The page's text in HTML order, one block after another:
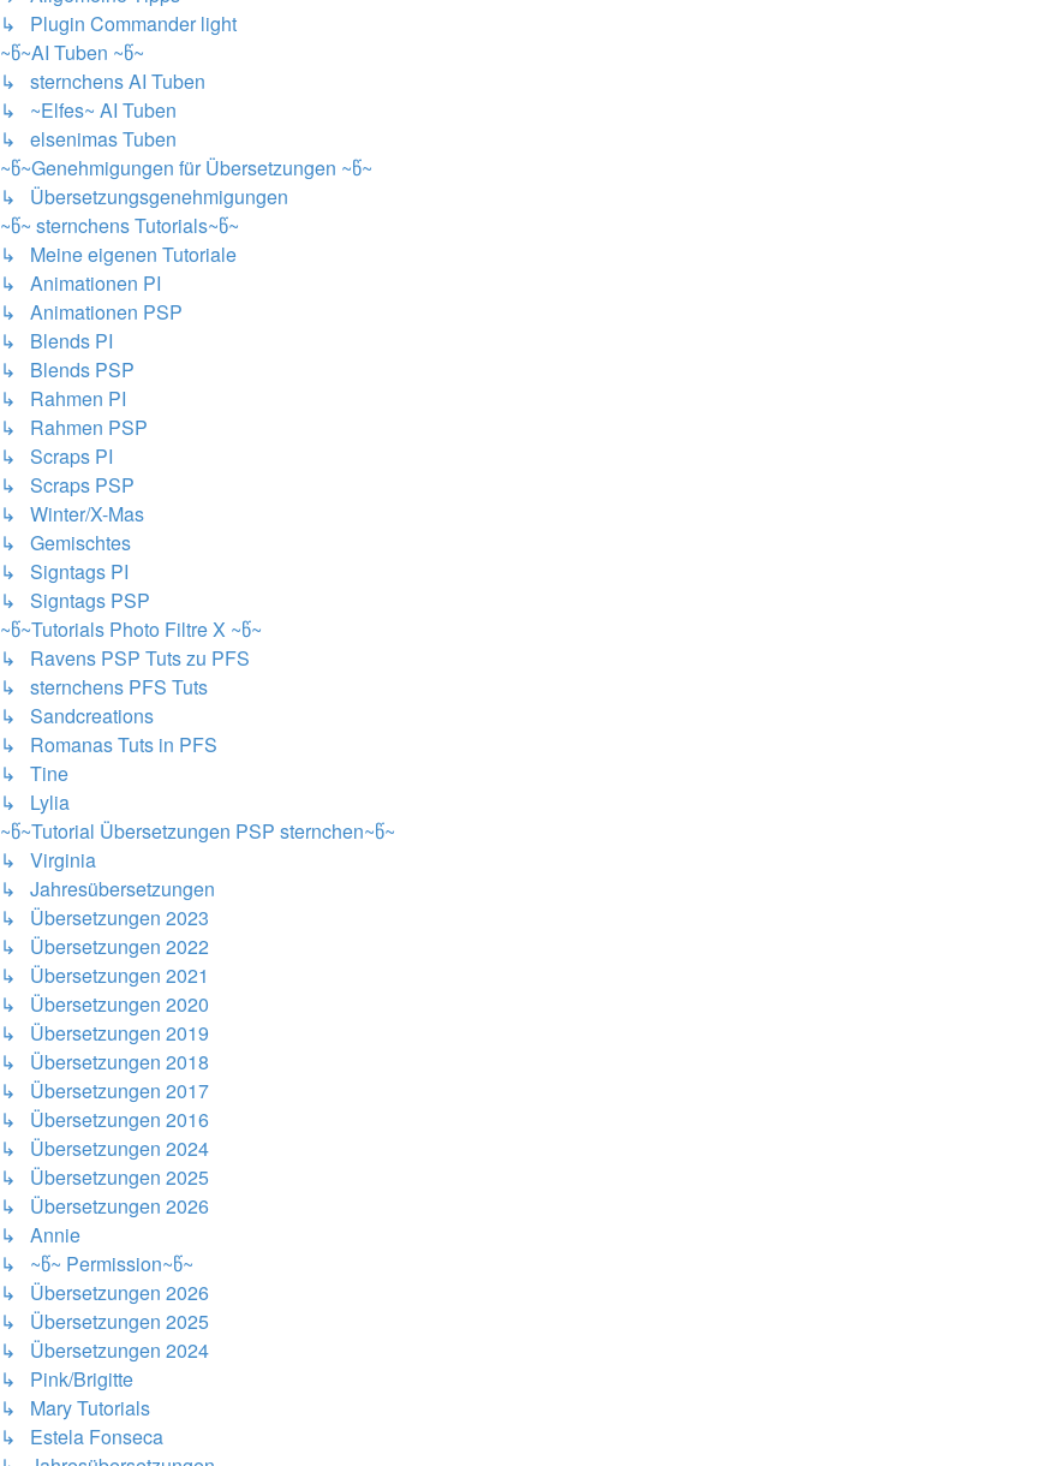
↳ Plugin Commander light
~წ~AI Tuben ~წ~
↳ sternchens AI Tuben
↳ ~Elfes~ AI Tuben
↳ elsenimas Tuben
~წ~Genehmigungen für Übersetzungen ~წ~
↳ Übersetzungsgenehmigungen
~წ~ sternchens Tutorials~წ~
↳ Meine eigenen Tutoriale
↳ Animationen PI
↳ Animationen PSP
↳ Blends PI
↳ Blends PSP
↳ Rahmen PI
↳ Rahmen PSP
↳ Scraps PI
↳ Scraps PSP
↳ Winter/X-Mas
↳ Gemischtes
↳ Signtags PI
↳ Signtags PSP
~წ~Tutorials Photo Filtre X ~წ~
↳ Ravens PSP Tuts zu PFS
↳ sternchens PFS Tuts
↳ Sandcreations
↳ Romanas Tuts in PFS
↳ Tine
↳ Lylia
~წ~Tutorial Übersetzungen PSP sternchen~წ~
↳ Virginia
↳ Jahresübersetzungen
↳ Übersetzungen 2023
↳ Übersetzungen 2022
↳ Übersetzungen 2021
↳ Übersetzungen 2020
↳ Übersetzungen 2019
↳ Übersetzungen 2018
↳ Übersetzungen 2017
↳ Übersetzungen 2016
↳ Übersetzungen 2024
↳ Übersetzungen 2025
↳ Übersetzungen 2026
↳ Annie
↳ ~წ~ Permission~წ~
↳ Übersetzungen 2026
↳ Übersetzungen 2025
↳ Übersetzungen 2024
↳ Pink/Brigitte
↳ Mary Tutorials
↳ Estela Fonseca